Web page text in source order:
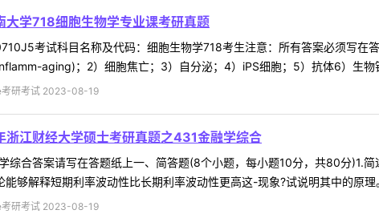
大学718细胞生物学专业课考研真题
考试科目名称及代码：细胞生物学718考生注意：所有答案必须写
aging)；2）细胞焦亡；3）自分泌；4）iPS细胞；5）抗体6）生物
考研考试 2023-08-19
江财经大学硕士考研真题之431金融学综合
综合答案请写在答题纸上一、简答题(8个小题，每小题10分，共80分)1.
能够解释短期利率波动性比长期利率波动性更高这-现象?试说明其中的原
考研考试 2023-08-19